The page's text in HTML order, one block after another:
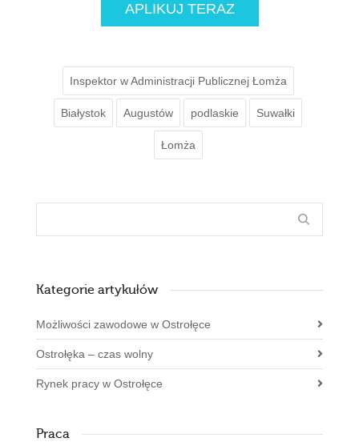
Kategorie artykułów
Możliwości zawodowe w Ostrołęce
Ostrołęka – czas wolny
Rynek pracy w Ostrołęce
Praca
APLIKUJ TERAZ
Inspektor w Administracji Publicznej Łomża
Białystok Augustów podlaskie Suwałki
Łomża